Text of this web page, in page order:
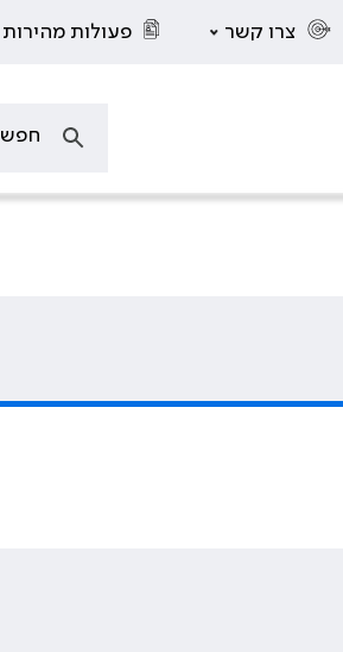
צרו קשר פעולות מהירות